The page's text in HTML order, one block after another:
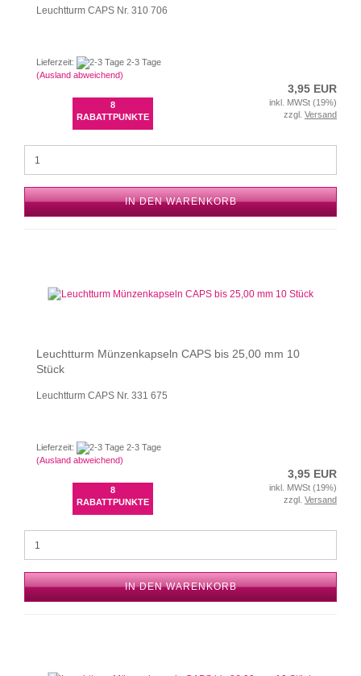
Leuchtturm CAPS Nr. 310 706
Lieferzeit:
2-3 Tage
(Ausland abweichend)
8
RABATTPUNKTE
3,95 EUR
inkl. MWSt (19%)
zzgl. Versand
IN DEN WARENKORB
Leuchtturm Münzenkapseln CAPS bis 25,00 mm 10
Stück
Leuchtturm CAPS Nr. 331 675
Lieferzeit:
2-3 Tage
(Ausland abweichend)
8
RABATTPUNKTE
3,95 EUR
inkl. MWSt (19%)
zzgl. Versand
IN DEN WARENKORB